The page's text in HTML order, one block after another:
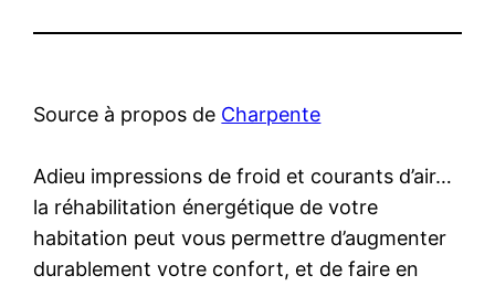
Source à propos de Charpente
Adieu impressions de froid et courants d’air…
la réhabilitation énergétique de votre
habitation peut vous permettre d’augmenter
durablement votre confort, et de faire en